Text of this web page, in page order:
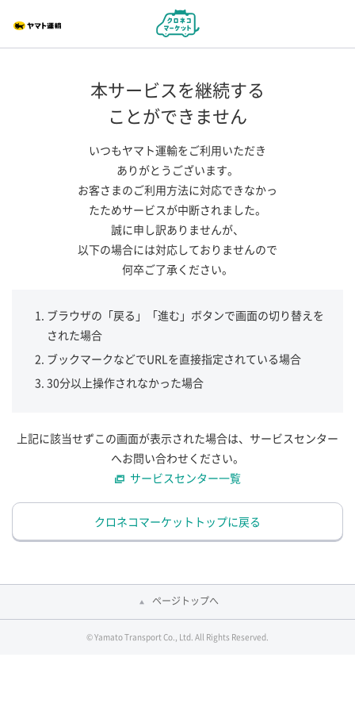
本サービスを継続する
ことができません
いつもヤマト運輸をご利用いただき
ありがとうございます。
お客さまのご利用方法に対応できなかっ
たためサービスが中断されました。
誠に申し訳ありませんが、
以下の場合には対応しておりませんので
何卒ご了承ください。
ブラウザの「戻る」「進む」ボタンで画面の切り替えを
された場合
ブックマークなどでURLを直接指定されている場合
30分以上操作されなかった場合
上記に該当せずこの画面が表示された場合は、サービスセンター
へお問い合わせください。
サービスセンター一覧
クロネコマーケットトップに戻る
ページトップへ
© Yamato Transport Co., Ltd. All Rights Reserved.